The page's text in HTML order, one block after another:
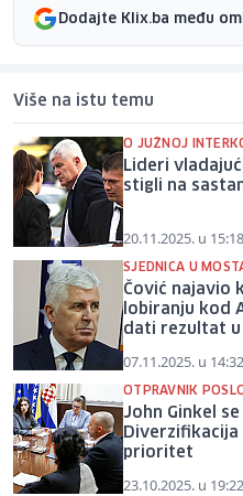
Dodajte Klix.ba među
Više na istu temu
O JUŽNOJ
Lideri
stigli na
20.11.2025. u 15:18
SJEDNICA U
Čović najavio
lobiranju kod
dati rezultat u
07.11.2025. u 14:32
OTPRAVNIK
John Ginkel
Diverzifikacija
prioritet
23.10.2025. u 19:22